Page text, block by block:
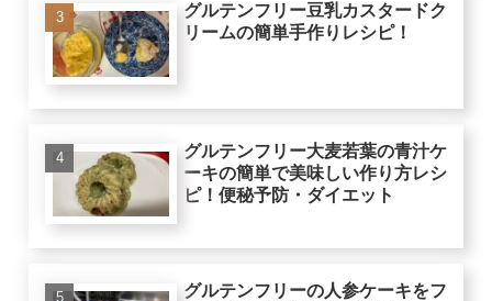
グルテンフリー豆乳カスタードク
リームの簡単手作りレシピ！
グルテンフリー大麦若葉の青汁ケ
ーキの簡単で美味しい作り方レシ
ピ！便秘予防・ダイエット
グルテンフリーの人参ケーキをフ